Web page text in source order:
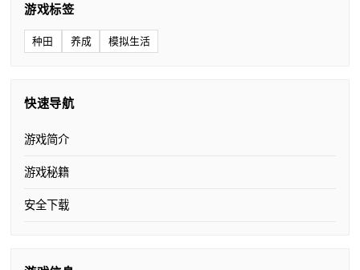
游戏标签
种田 养成 模拟生活
快速导航
游戏简介
游戏秘籍
安全下载